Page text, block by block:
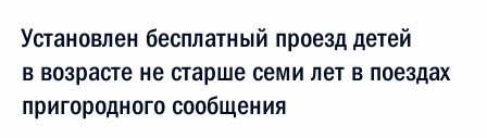
Установлен бесплатный проезд детей
в возрасте не старше семи лет в поездах
пригородного сообщения